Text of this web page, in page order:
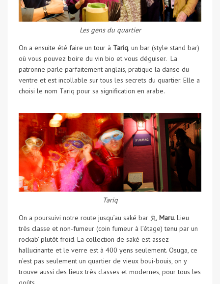
Les gens du quartier
On a ensuite été faire un tour à Tariq, un bar (style stand bar)
où vous pouvez boire du vin bio et vous déguiser. La
patronne parle parfaitement anglais, pratique la danse du
ventre et est incollable sur tous les secrets du quartier. Elle a
choisi le nom Tariq pour sa signification en arabe.
Tariq
On a poursuivi notre route jusqu’au saké bar 丸 Maru. Lieu
très classe et non-fumeur (coin fumeur à l’étage) tenu par un
rockab’ plutôt froid. La collection de saké est assez
hallucinante et le verre est à 400 yens seulement. Osuga, ce
n’est pas seulement un quartier de vieux boui-bouis, on y
trouve aussi des lieux très classes et modernes, pour tous les